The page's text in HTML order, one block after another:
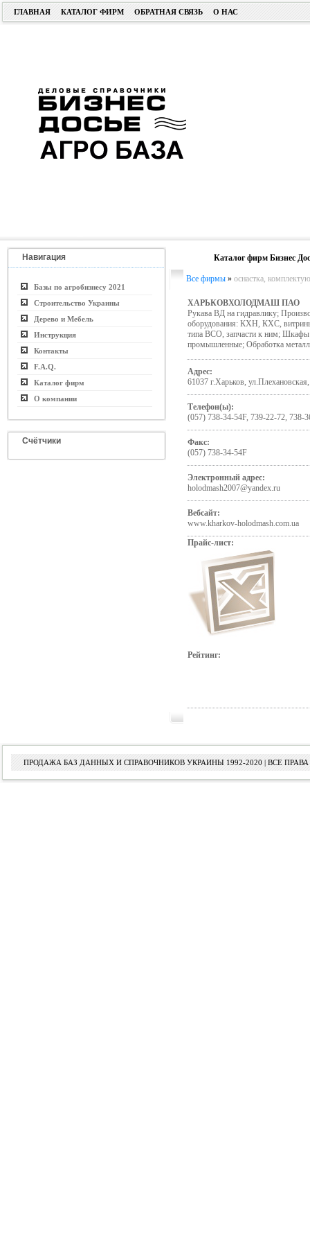
ГЛАВНАЯ КАТАЛОГ ФИРМ ОБРАТНАЯ СВЯЗЬ О НАС
Навигация
Базы по агробизнесу 2021
Строительство Украины
Дерево и Мебель
Инструкция
Контакты
F.A.Q.
Каталог фирм
О компании
Счётчики
Каталог фирм Бизнес
Все фирмы » оснастка,
ХАРЬКОВХОЛОДМАШ ПАО
Рукава ВД на гидравлику;
оборудования: КХН, КХС,
типа ВСО, запчасти к ним;
промышленные; Обработка
Адрес:
61037 г.Харьков,
Телефон(ы):
(057) 738-34-54F, 739-22-72, 738-
Факс:
(057) 738-34-54F
Электронный адрес:
holodmash2007@yandex.ru
Вебсайт:
www.kharkov-holodmash.com.ua
Прайс-лист:
Рейтинг:
ПРОДАЖА БАЗ ДАННЫХ И СПРАВОЧНИКОВ УКРАИНЫ 1992-2020 | ВСЕ